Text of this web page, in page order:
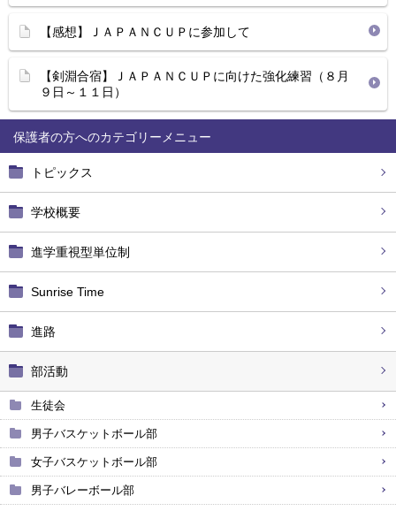
保護者の方へ
トピックス
学校概要
進学重視型単位制
Sunrise Time
進路
部活動
生徒会
男子バスケットボール部
女子バスケットボール部
男子バレーボール部
【感想】ＪＡＰＡＮＣＵＰに参加して
【剣淵合宿】ＪＡＰＡＮＣＵＰに向けた強化練習（８月
９日～１１日）